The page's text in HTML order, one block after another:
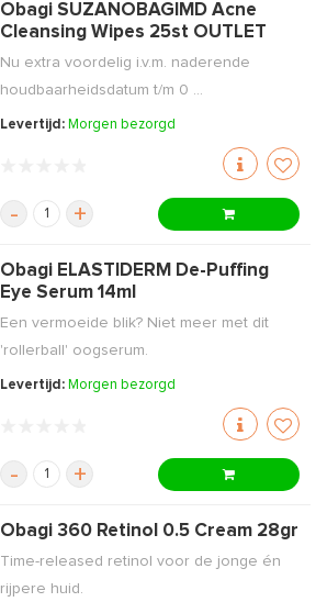
Obagi SUZANOBAGIMD Acne
Cleansing Wipes 25st OUTLET
Nu extra voordelig i.v.m. naderende
houdbaarheidsdatum t/m 0 ...
Levertijd: Morgen bezorgd
- +
Obagi ELASTIDERM De-Puffing
Eye Serum 14ml
Een vermoeide blik? Niet meer met dit
'rollerball' oogserum.
Levertijd: Morgen bezorgd
- +
Obagi 360 Retinol 0.5 Cream 28gr
Time-released retinol voor de jonge én
rijpere huid.